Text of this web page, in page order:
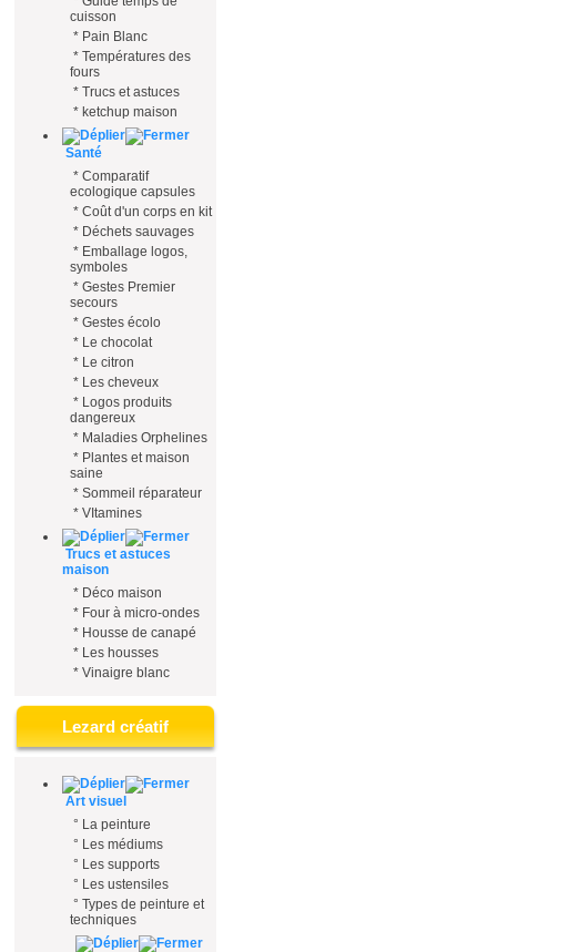
cuisson
* Pain Blanc
* Températures des
fours
* Trucs et astuces
* ketchup maison
Santé
* Comparatif
ecologique capsules
* Coût d'un corps en kit
* Déchets sauvages
* Emballage logos,
symboles
* Gestes Premier
secours
* Gestes écolo
* Le chocolat
* Le citron
* Les cheveux
* Logos produits
dangereux
* Maladies Orphelines
* Plantes et maison
saine
* Sommeil réparateur
* VItamines
Trucs et astuces
maison
* Déco maison
* Four à micro-ondes
* Housse de canapé
* Les housses
* Vinaigre blanc
Lezard créatif
Art visuel
° La peinture
° Les médiums
° Les supports
° Les ustensiles
° Types de peinture et
techniques